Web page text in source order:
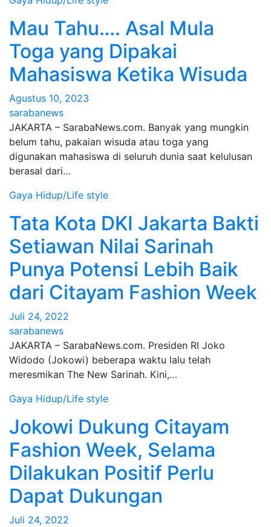
Mau Tahu…. Asal Mula
Toga yang Dipakai
Mahasiswa Ketika Wisuda
Agustus 10, 2023
sarabanews
JAKARTA – SarabaNews.com. Banyak yang mungkin
belum tahu, pakaian wisuda atau toga yang
digunakan mahasiswa di seluruh dunia saat kelulusan
berasal dari…
Gaya Hidup/Life style
Tata Kota DKI Jakarta Bakti
Setiawan Nilai Sarinah
Punya Potensi Lebih Baik
dari Citayam Fashion Week
Juli 24, 2022
sarabanews
JAKARTA – SarabaNews.com. Presiden RI Joko
Widodo (Jokowi) beberapa waktu lalu telah
meresmikan The New Sarinah. Kini,…
Gaya Hidup/Life style
Jokowi Dukung Citayam
Fashion Week, Selama
Dilakukan Positif Perlu
Dapat Dukungan
Juli 24, 2022